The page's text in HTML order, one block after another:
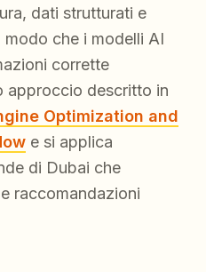
dati strutturati e
che i modelli AI
corrette
approccio descritto in
Optimization and
e si applica
di Dubai che
raccomandazioni